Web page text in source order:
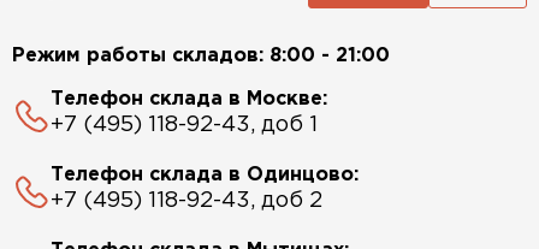
Режим работы складов: 8:00 - 21:00
Телефон склада в Москве:
+7 (495) 118-92-43, доб 1
Телефон склада в Одинцово:
+7 (495) 118-92-43, доб 2